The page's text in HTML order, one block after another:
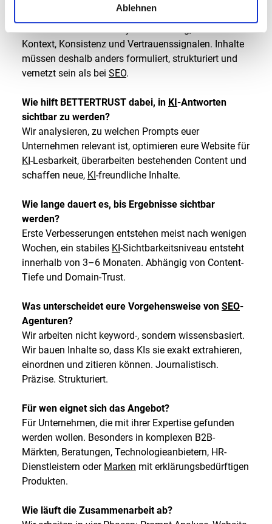
Ablehnen
KIs arbeiten nicht mit Keyword-Ranking, sondern mit
Kontext, Konsistenz und Vertrauenssignalen. Inhalte
müssen deshalb anders formuliert, strukturiert und
vernetzt sein als bei SEO.
Wie hilft BETTERTRUST dabei, in KI-Antworten
sichtbar zu werden?
Wir analysieren, zu welchen Prompts euer
Unternehmen relevant ist, optimieren eure Website für
KI-Lesbarkeit, überarbeiten bestehenden Content und
schaffen neue, KI-freundliche Inhalte.
Wie lange dauert es, bis Ergebnisse sichtbar
werden?
Erste Verbesserungen entstehen meist nach wenigen
Wochen, ein stabiles KI-Sichtbarkeitsniveau entsteht
innerhalb von 3–6 Monaten. Abhängig von Content-
Tiefe und Domain-Trust.
Was unterscheidet eure Vorgehensweise von SEO-
Agenturen?
Wir arbeiten nicht keyword-, sondern wissensbasiert.
Wir bauen Inhalte so, dass KIs sie exakt extrahieren,
einordnen und zitieren können. Journalistisch.
Präzise. Strukturiert.
Für wen eignet sich das Angebot?
Für Unternehmen, die mit ihrer Expertise gefunden
werden wollen. Besonders in komplexen B2B-
Märkten, Beratungen, Technologieanbietern, HR-
Dienstleistern oder Marken mit erklärungsbedürftigen
Produkten.
Wie läuft die Zusammenarbeit ab?